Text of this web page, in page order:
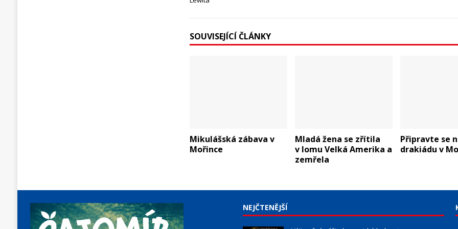
SOUVISEJÍCÍ ČLÁNKY
Mikulášská zábava v
Mořince
Mladá žena se zřítila
v lomu Velká Amerika a
zemřela
Připravte se
drakiádu v
NEJČTENĚJŠÍ